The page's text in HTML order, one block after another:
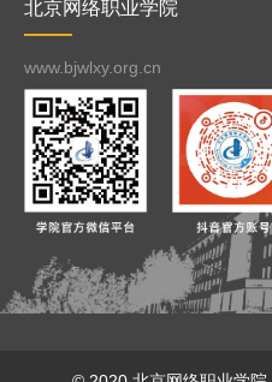
北京网络职业学院
www.bjwlxy.org.cn